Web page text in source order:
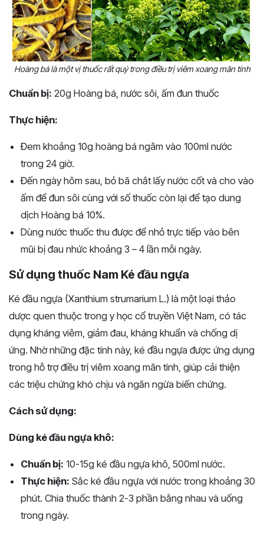
Hoàng bá là một vị thuốc rất quý trong điều trị viêm xoang mãn tính
Chuẩn bị: 20g Hoàng bá, nước sôi, ấm đun thuốc
Thực hiện:
Đem khoảng 10g hoàng bá ngâm vào 100ml nước
trong 24 giờ.
Đến ngày hôm sau, bỏ bã chắt lấy nước cốt và cho vào
ấm để đun sôi cùng với số thuốc còn lại để tạo dung
dịch Hoàng bá 10%.
Dùng nước thuốc thu được để nhỏ trực tiếp vào bên
mũi bị đau nhức khoảng 3 – 4 lần mỗi ngày.
Sử dụng thuốc Nam Ké đầu ngựa
Ké đầu ngựa (Xanthium strumarium L.) là một loại thảo
dược quen thuộc trong y học cổ truyền Việt Nam, có tác
dụng kháng viêm, giảm đau, kháng khuẩn và chống dị
ứng. Nhờ những đặc tính này, ké đầu ngựa được ứng dụng
trong hỗ trợ điều trị viêm xoang mãn tính, giúp cải thiện
các triệu chứng khó chịu và ngăn ngừa biến chứng.
Cách sử dụng:
Dùng ké đầu ngựa khô:
Chuẩn bị: 10-15g ké đầu ngựa khô, 500ml nước.
Thực hiện: Sắc ké đầu ngựa với nước trong khoảng 30
phút. Chia thuốc thành 2-3 phần bằng nhau và uống
trong ngày.